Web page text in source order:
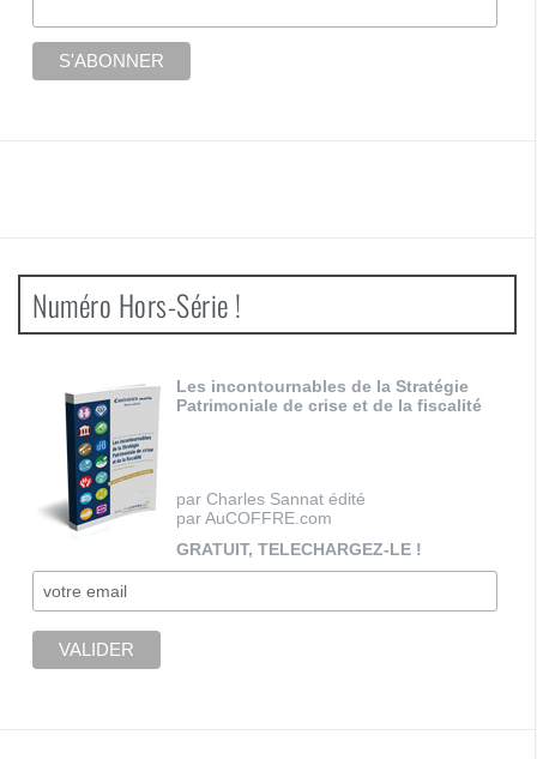
Numéro Hors-Série !
Les incontournables de la Stratégie
Patrimoniale de crise et de la fiscalité
par Charles Sannat édité
par AuCOFFRE.com
GRATUIT, TELECHARGEZ-LE !